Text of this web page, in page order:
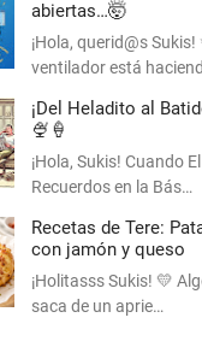
abiertas…🤯
¡Hola, querid@s Sukis!
ventilador está
¡Del Heladito al
🍨🍦
¡Hola, Sukis! Cuando
Recuerdos en la Bás…
Recetas de Tere:
con jamón y queso
¡Holitasss Sukis! 💛
saca de un aprie…